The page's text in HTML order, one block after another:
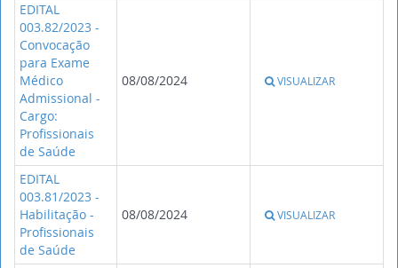
EDITAL
003.82/2023 -
Convocação
para Exame
Médico
Admissional -
Cargo:
Profissionais
de Saúde
08/08/2024 VISUALIZAR
EDITAL
003.81/2023 -
Habilitação -
Profissionais
de Saúde
08/08/2024 VISUALIZAR